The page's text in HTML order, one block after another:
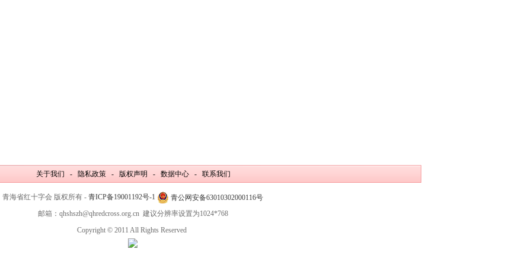
关于我们 - 隐私政策 - 版权声明 - 数据中心 - 联系我们
青海省红十字会 版权所有 - 青ICP备19001192号-1
青公网安备63010302000116号
邮箱：qhshszh@qhredcross.org.cn 建议分辨率设置为1024*768
Copyright © 2011 All Rights Reserved